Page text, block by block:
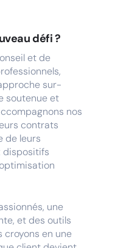
défi ?
et de
sur-
soutenue et
nos
contrats
de leurs
dispositifs
une
et des outils
croyons en une